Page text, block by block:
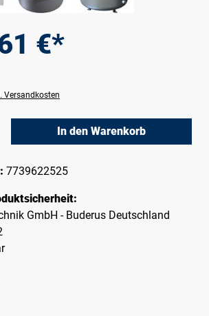
€*
Versandkosten
Gib den gewünschten
In den Warenkorb
7739622525
GmbH - Buderus Deutschland